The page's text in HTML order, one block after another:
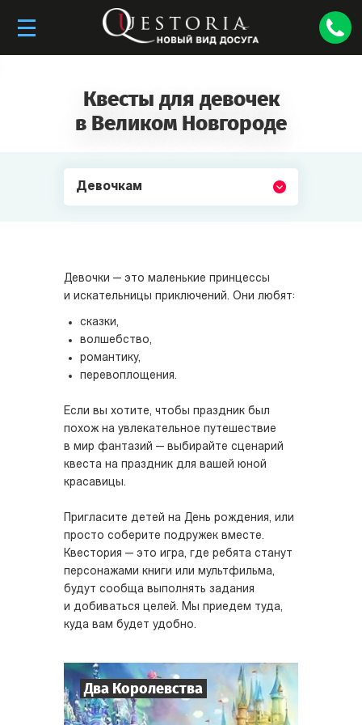
Квесты для девочек
в Великом Новгороде
Девочкам
Девочки — это маленькие принцессы
и искательницы приключений. Они любят:
сказки,
волшебство,
романтику,
перевоплощения.
Если вы хотите, чтобы праздник был
похож на увлекательное путешествие
в мир фантазий — выбирайте сценарий
квеста на праздник для вашей юной
красавицы.
Пригласите детей на День рождения, или
просто соберите подружек вместе.
Квестория — это игра, где ребята станут
персонажами книги или мультфильма,
будут сообща выполнять задания
и добиваться целей. Мы приедем туда,
куда вам будет удобно.
Два Королевства